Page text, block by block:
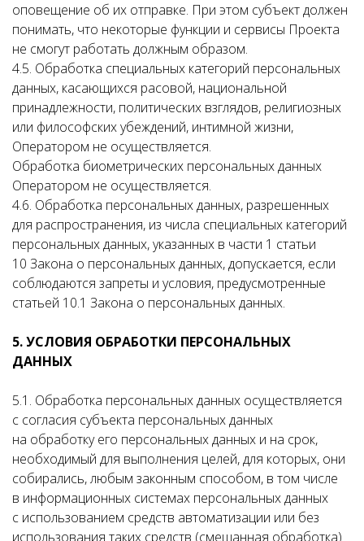
оповещение об их отправке. При этом субъект должен
понимать, что некоторые функции и сервисы Проекта
не смогут работать должным образом.
4.5. Обработка специальных категорий персональных
данных, касающихся расовой, национальной
принадлежности, политических взглядов, религиозных
или философских убеждений, интимной жизни,
Оператором не осуществляется.
Обработка биометрических персональных данных
Оператором не осуществляется.
4.6. Обработка персональных данных, разрешенных
для распространения, из числа специальных категорий
персональных данных, указанных в части 1 статьи
10 Закона о персональных данных, допускается, если
соблюдаются запреты и условия, предусмотренные
статьей 10.1 Закона о персональных данных.
5. УСЛОВИЯ ОБРАБОТКИ ПЕРСОНАЛЬНЫХ
ДАННЫХ
5.1. Обработка персональных данных осуществляется
с согласия субъекта персональных данных
на обработку его персональных данных и на срок,
необходимый для выполнения целей, для которых, они
собирались, любым законным способом, в том числе
в информационных системах персональных данных
с использованием средств автоматизации или без
использования таких средств (смешанная обработка)